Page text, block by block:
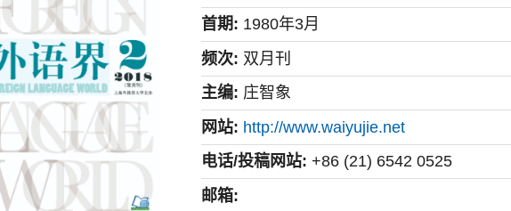
首期: 1980年3月
频次: 双月刊
主编: 庄智象
网站: http://www.waiyujie.net
电话/投稿网站: +86 (21) 6542 0525
邮箱: